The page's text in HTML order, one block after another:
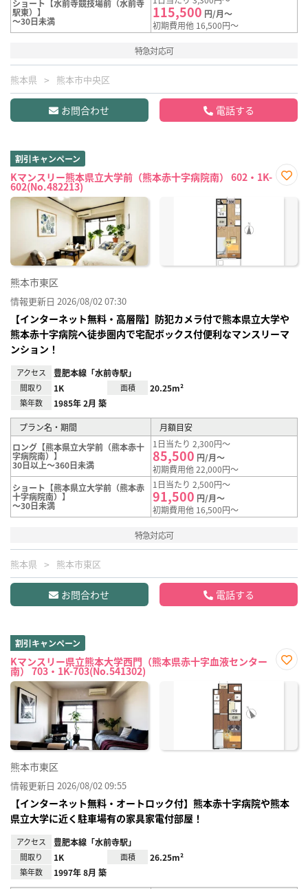
ショート【水前寺競技場前（水前寺
駅東）】
～30日未満
115,500 円/月～
初期費用他 16,500円～
特急対応可
熊本県 熊本市中央区
お問合わせ 電話する
割引キャンペーン
Kマンスリー熊本県立大学前（熊本赤十字病院南） 602・1K-
602(No.482213)
に入
熊本市東区
情報更新日 2026/08/02 07:30
【インターネット無料・高層階】防犯カメラ付で熊本県立大学や
熊本赤十字病院へ徒歩圏内で宅配ボックス付便利なマンスリーマ
ンション！
アクセス 豊肥本線「水前寺駅」
間取り 1K 面積 20.25m²
築年数 1985年 2月 築
プラン名・期間
月額目安
ロング【熊本県立大学前（熊本赤十
字病院南）】
30日以上～360日未満
1日当たり 2,300円～
85,500 円/月～
初期費用他 22,000円～
ショート【熊本県立大学前（熊本赤
十字病院南）】
～30日未満
1日当たり 2,500円～
91,500 円/月～
初期費用他 16,500円～
特急対応可
熊本県 熊本市東区
お問合わせ 電話する
割引キャンペーン
Kマンスリー県立熊本大学西門（熊本県赤十字血液センター
南） 703・1K-703(No.541302)
に入
熊本市東区
情報更新日 2026/08/02 09:55
【インターネット無料・オートロック付】熊本赤十字病院や熊本
県立大学に近く駐車場有の家具家電付部屋！
アクセス 豊肥本線「水前寺駅」
間取り 1K 面積 26.25m²
築年数 1997年 8月 築